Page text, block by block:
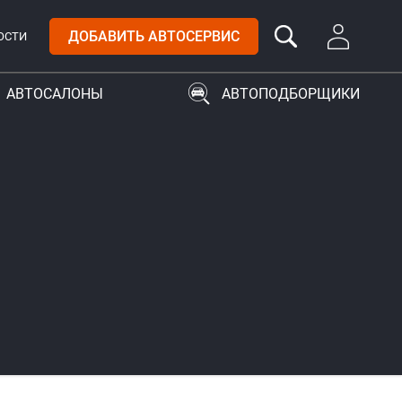
ДОБАВИТЬ АВТОСЕРВИС
АВТОСАЛОНЫ АВТОПОДБОРЩИКИ